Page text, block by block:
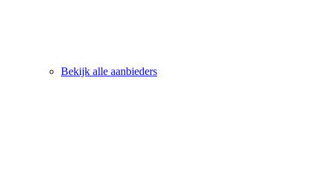
Bekijk alle aanbieders